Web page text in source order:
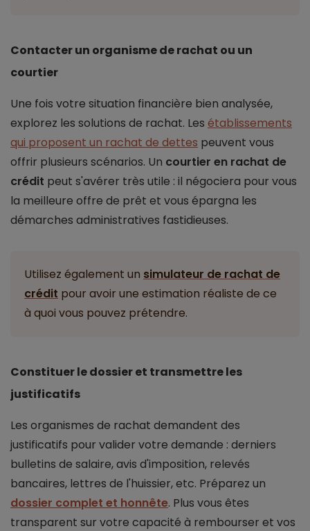
Contacter un organisme de rachat ou un
courtier
Une fois votre situation financière bien analysée,
explorez les solutions de rachat. Les établissements
qui proposent un rachat de dettes peuvent vous
offrir plusieurs scénarios. Un courtier en rachat de
crédit peut s'avérer très utile : il négociera pour vous
la meilleure offre de prêt et vous épargna les
démarches administratives fastidieuses.
Utilisez également un simulateur de rachat de
crédit pour avoir une estimation réaliste de ce
à quoi vous pouvez prétendre.
Constituer le dossier et transmettre les
justificatifs
Les organismes de rachat demandent des
justificatifs pour valider votre demande : derniers
bulletins de salaire, avis d'imposition, relevés
bancaires, lettres de l'huissier, etc. Préparez un
dossier complet et honnête. Plus vous êtes
transparent sur votre capacité à rembourser et vos